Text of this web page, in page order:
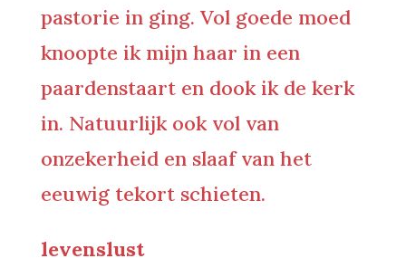
pastorie in ging. Vol goede moed
knoopte ik mijn haar in een
paardenstaart en dook ik de kerk
in. Natuurlijk ook vol van
onzekerheid en slaaf van het
eeuwig tekort schieten.
levenslust